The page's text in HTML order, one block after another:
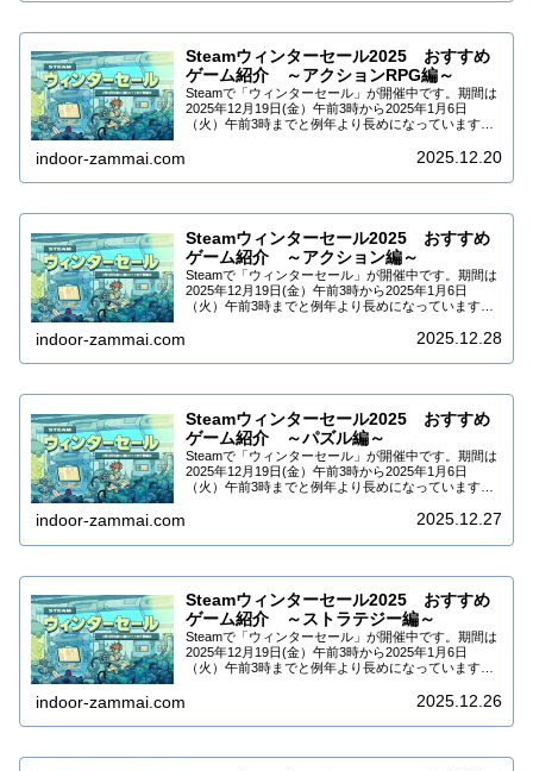
Steamウィンターセール2025 おすすめ
ゲーム紹介 ～アクションRPG編～
Steamで「ウィンターセール」が開催中です。期間は
2025年12月19日(金）午前3時から2025年1月6日
（火）午前3時までと例年より長めになっています。
indoor-zammai.com 2025.12.20
Steamウィンターセール2025 おすすめ
ゲーム紹介 ～アクション編～
Steamで「ウィンターセール」が開催中です。期間は
2025年12月19日(金）午前3時から2025年1月6日
（火）午前3時までと例年より長めになっています。
indoor-zammai.com 2025.12.28
Steamウィンターセール2025 おすすめ
ゲーム紹介 ～パズル編～
Steamで「ウィンターセール」が開催中です。期間は
2025年12月19日(金）午前3時から2025年1月6日
（火）午前3時までと例年より長めになっています。
indoor-zammai.com 2025.12.27
Steamウィンターセール2025 おすすめ
ゲーム紹介 ～ストラテジー編～
Steamで「ウィンターセール」が開催中です。期間は
2025年12月19日(金）午前3時から2025年1月6日
（火）午前3時までと例年より長めになっています。
indoor-zammai.com 2025.12.26